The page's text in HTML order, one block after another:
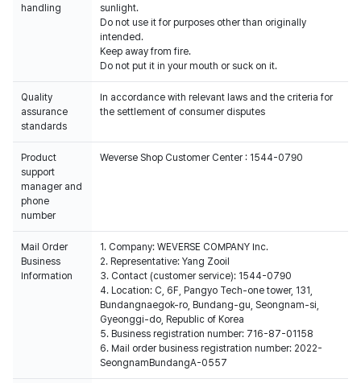
handling
sunlight.
Do not use it for purposes other than originally
intended.
Keep away from fire.
Do not put it in your mouth or suck on it.
Quality
assurance
standards
In accordance with relevant laws and the criteria for
the settlement of consumer disputes
Product
support
manager and
phone
number
Weverse Shop Customer Center : 1544-0790
Mail Order
Business
Information
1. Company: WEVERSE COMPANY Inc.
2. Representative: Yang Zooil
3. Contact (customer service): 1544-0790
4. Location: C, 6F, Pangyo Tech-one tower, 131,
Bundangnaegok-ro, Bundang-gu, Seongnam-si,
Gyeonggi-do, Republic of Korea
5. Business registration number: 716-87-01158
6. Mail order business registration number: 2022-
SeongnamBundangA-0557